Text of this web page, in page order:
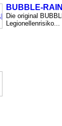
BUBBLE-
Die original
Legionellenrisiko...